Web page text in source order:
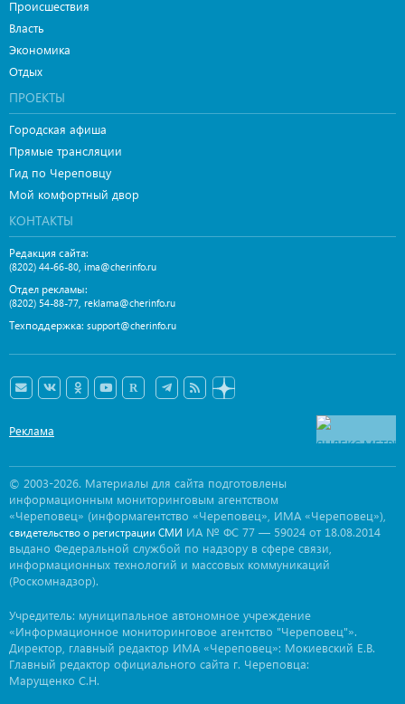
Происшествия
Власть
Экономика
Отдых
ПРОЕКТЫ
Городская афиша
Прямые трансляции
Гид по Череповцу
Мой комфортный двор
КОНТАКТЫ
Редакция сайта:
(8202) 44-66-80 ima@cherinfo.ru
Отдел рекламы:
(8202) 54-88-77 reklama@cherinfo.ru
Техподдержка: support@cherinfo.ru
Реклама
© 2003-2026. Материалы для сайта подготовлены
информационным мониторинговым агентством
«Череповец» (информагентство «Череповец», ИМА «Череповец»),
свидетельство о регистрации СМИ ИА № ФС 77 — 59024 от 18.08.2014
выдано Федеральной службой по надзору в сфере связи,
информационных технологий и массовых коммуникаций
(Роскомнадзор).
Учредитель: муниципальное автономное учреждение
«Информационное мониторинговое агентство "Череповец"».
Директор, главный редактор ИМА «Череповец»: Мокиевский Е.В.
Главный редактор официального сайта г. Череповца:
Марущенко С.Н.